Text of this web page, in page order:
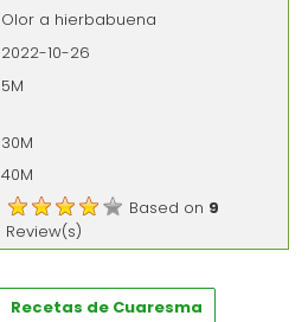
Olor a hierbabuena
2022-10-26
5M
30M
40M
Based on 9
Review(s)
Recetas de Cuaresma